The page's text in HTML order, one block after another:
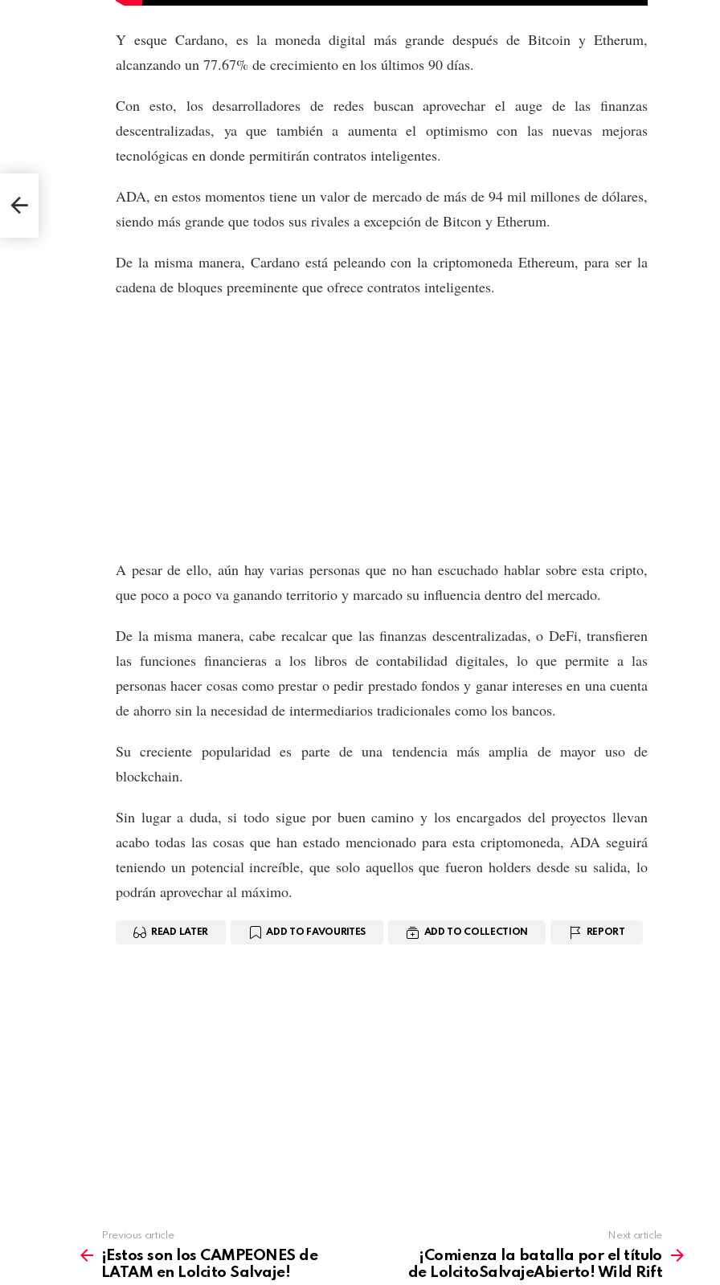
Y esque Cardano, es la moneda digital más grande después de Bitcoin y Etherum,
alcanzando un 77.67% de crecimiento en los últimos 90 días.
Con esto, los desarrolladores de redes buscan aprovechar el auge de las finanzas
descentralizadas, ya que también a aumenta el optimismo con las nuevas mejoras
tecnológicas en donde permitirán contratos inteligentes.
ADA, en estos momentos tiene un valor de mercado de más de 94 mil millones de dólares,
siendo más grande que todos sus rivales a excepción de Bitcon y Etherum.
De la misma manera, Cardano está peleando con la criptomoneda Ethereum, para ser la
cadena de bloques preeminente que ofrece contratos inteligentes.
A pesar de ello, aún hay varias personas que no han escuchado hablar sobre esta cripto,
que poco a poco va ganando territorio y marcado su influencia dentro del mercado.
De la misma manera, cabe recalcar que las finanzas descentralizadas, o DeFi, transfieren
las funciones financieras a los libros de contabilidad digitales, lo que permite a las
personas hacer cosas como prestar o pedir prestado fondos y ganar intereses en una cuenta
de ahorro sin la necesidad de intermediarios tradicionales como los bancos.
Su creciente popularidad es parte de una tendencia más amplia de mayor uso de
blockchain.
Sin lugar a duda, si todo sigue por buen camino y los encargados del proyectos llevan
acabo todas las cosas que han estado mencionado para esta criptomoneda, ADA seguirá
teniendo un potencial increíble, que solo aquellos que fueron holders desde su salida, lo
podrán aprovechar al máximo.
READ LATER ADD TO FAVOURITES ADD TO COLLECTION REPORT
more
Previous article
¡Estos son los CAMPEONES de
LATAM en Lolcito Salvaje!
Next article
¡Comienza la batalla por el título
de LolcitoSalvajeAbierto! Wild Rift